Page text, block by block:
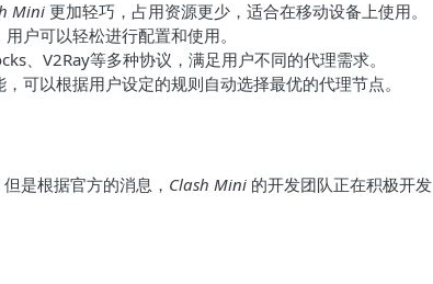
Mini 更加轻巧，占用资源更少，适合在移动设备上使用。
户可以轻松进行配置和使用。
、V2Ray等多种协议，满足用户不同的代理需求。
可以根据用户设定的规则自动选择最优的代理节点。
是根据官方的消息， Clash Mini 的开发团队正在积极开发